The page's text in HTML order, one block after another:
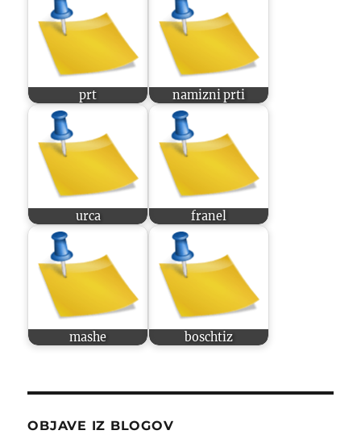
prt namizni prti
urca franel
mashe boschtiz
OBJAVE IZ BLOGOV